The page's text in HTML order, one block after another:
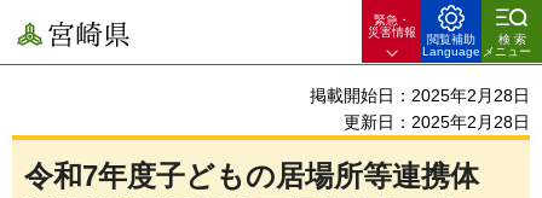
宮崎県
緊急・
災害情報
閲覧補助
Language
検索
メニュー
掲載開始日：2025年2月28日
更新日：2025年2月28日
令和7年度子どもの居場所等連携体